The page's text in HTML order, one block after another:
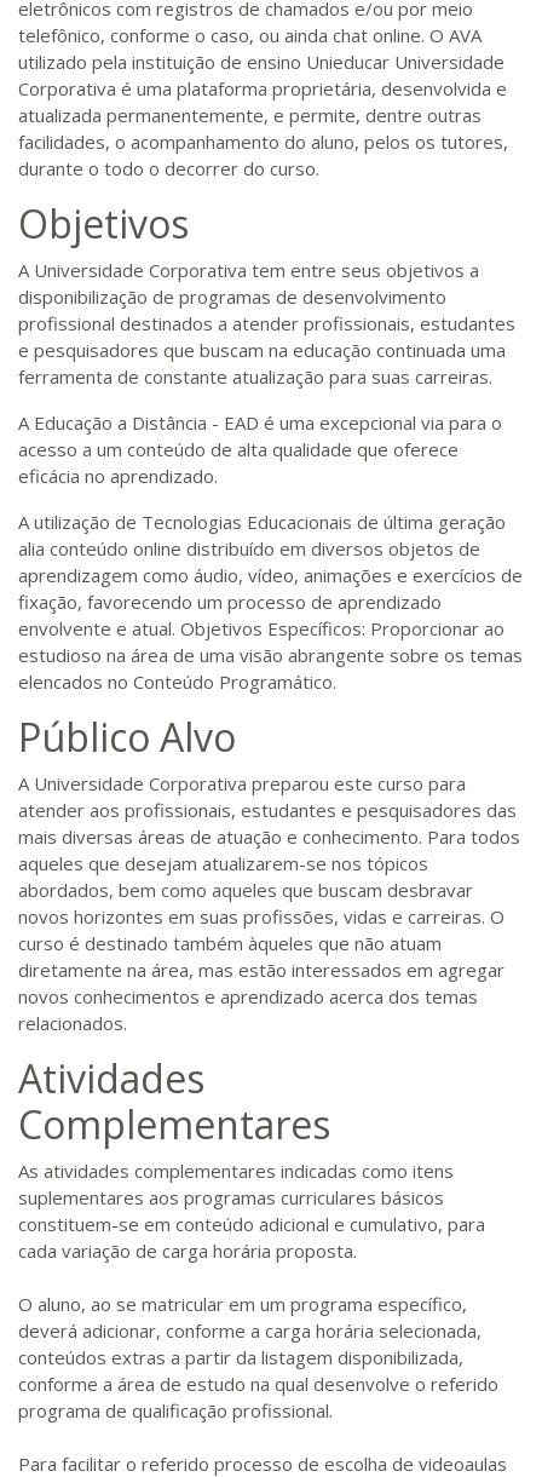
eletrônicos com registros de chamados e/ou por meio
telefônico, conforme o caso, ou ainda chat online. O AVA
utilizado pela instituição de ensino Unieducar Universidade
Corporativa é uma plataforma proprietária, desenvolvida e
atualizada permanentemente, e permite, dentre outras
facilidades, o acompanhamento do aluno, pelos os tutores,
durante o todo o decorrer do curso.
Objetivos
A Universidade Corporativa tem entre seus objetivos a
disponibilização de programas de desenvolvimento
profissional destinados a atender profissionais, estudantes
e pesquisadores que buscam na educação continuada uma
ferramenta de constante atualização para suas carreiras.
A Educação a Distância - EAD é uma excepcional via para o
acesso a um conteúdo de alta qualidade que oferece
eficácia no aprendizado.
A utilização de Tecnologias Educacionais de última geração
alia conteúdo online distribuído em diversos objetos de
aprendizagem como áudio, vídeo, animações e exercícios de
fixação, favorecendo um processo de aprendizado
envolvente e atual. Objetivos Específicos: Proporcionar ao
estudioso na área de uma visão abrangente sobre os temas
elencados no Conteúdo Programático.
Público Alvo
A Universidade Corporativa preparou este curso para
atender aos profissionais, estudantes e pesquisadores das
mais diversas áreas de atuação e conhecimento. Para todos
aqueles que desejam atualizarem-se nos tópicos
abordados, bem como aqueles que buscam desbravar
novos horizontes em suas profissões, vidas e carreiras. O
curso é destinado também àqueles que não atuam
diretamente na área, mas estão interessados em agregar
novos conhecimentos e aprendizado acerca dos temas
relacionados.
Atividades
Complementares
As atividades complementares indicadas como itens
suplementares aos programas curriculares básicos
constituem-se em conteúdo adicional e cumulativo, para
cada variação de carga horária proposta.
O aluno, ao se matricular em um programa específico,
deverá adicionar, conforme a carga horária selecionada,
conteúdos extras a partir da listagem disponibilizada,
conforme a área de estudo na qual desenvolve o referido
programa de qualificação profissional.
Para facilitar o referido processo de escolha de videoaulas